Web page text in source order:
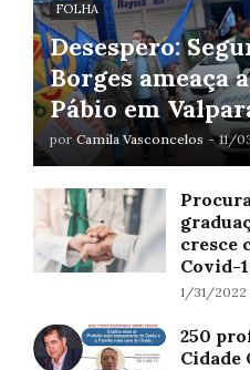
FOLHA
Desespero:
Borges ameaça
Pábio em
por Camila Vasconcelos - 11/
cresce
Covid-
1/31/2022
250
Cidade